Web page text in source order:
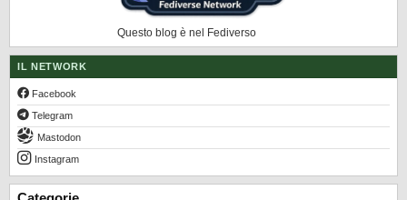
Questo blog è nel Fediverso
IL NETWORK
Facebook
Telegram
Mastodon
Instagram